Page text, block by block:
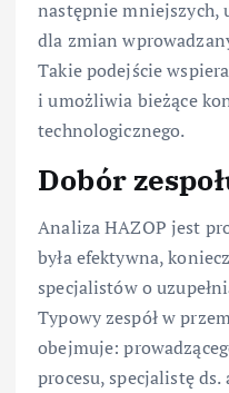
następnie mniejszych,
dla zmian
Takie podejście
i umożliwia bieżące
technologicznego.
Dobór
Analiza HAZOP jest
była efektywna,
specjalistów o
Typowy zespół w
obejmuje:
procesu, specjalistę